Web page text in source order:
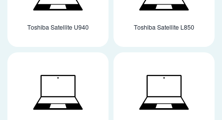
Toshiba Satellite U940 Toshiba Satellite L850